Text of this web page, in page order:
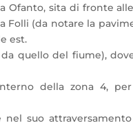
Ofanto, sita di fronte
Folli (da notare la
est.
quello del fiume),
della zona 4,
suo